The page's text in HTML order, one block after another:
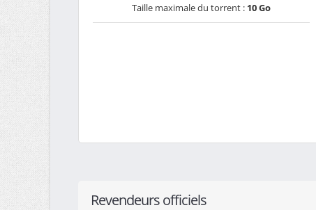
Taille maximale du torrent : 10 Go
Revendeurs officiels